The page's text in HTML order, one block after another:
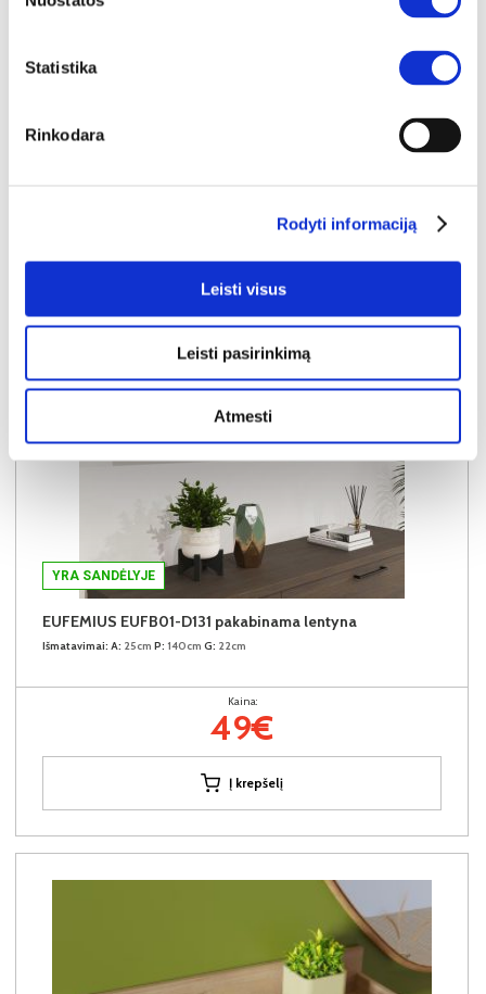
Statistika
Rinkodara
Rodyti informaciją
Leisti visus
Leisti pasirinkimą
Atmesti
YRA SANDĖLYJE
EUFEMIUS EUFB01-D131 pakabinama lentyna
Išmatavimai: A: 25cm P: 140cm G: 22cm
Kaina:
49€
Į krepšelį